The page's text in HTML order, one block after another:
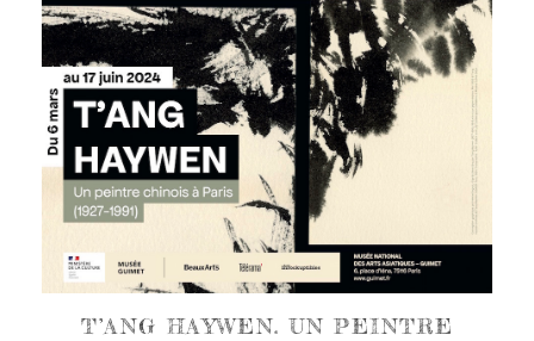
T’ANG HAYWEN. UN PEINTRE